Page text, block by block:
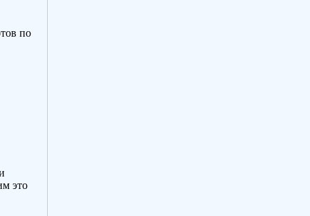
по
это